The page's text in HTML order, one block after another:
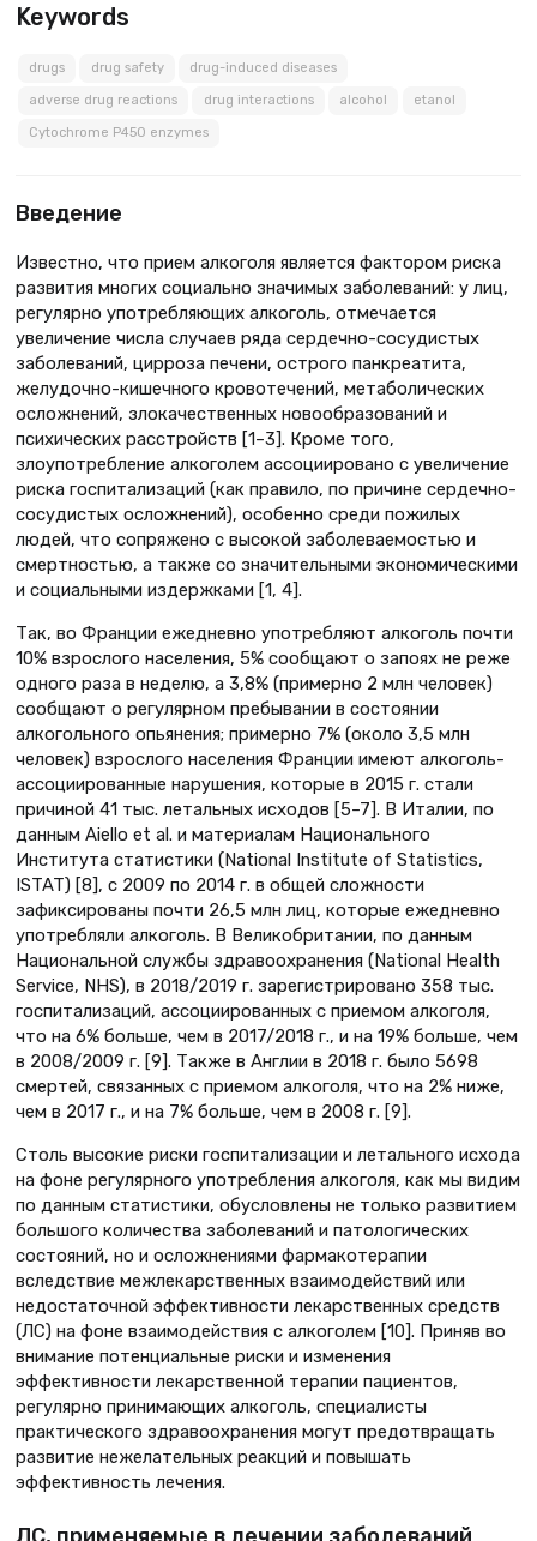
Keywords
drugs drug safety drug-induced diseases
adverse drug reactions drug interactions alcohol etanol
Cytochrome P450 enzymes
Введение
Известно, что прием алкоголя является фактором риска
развития многих социально значимых заболеваний: у лиц,
регулярно употребляющих алкоголь, отмечается
увеличение числа случаев ряда сердечно-сосудистых
заболеваний, цирроза печени, острого панкреатита,
желудочно-кишечного кровотечений, метаболических
осложнений, злокачественных новообразований и
психических расстройств [1–3]. Кроме того,
злоупотребление алкоголем ассоциировано с увеличение
риска госпитализаций (как правило, по причине сердечно-
сосудистых осложнений), особенно среди пожилых
людей, что сопряжено с высокой заболеваемостью и
смертностью, а также со значительными экономическими
и социальными издержками [1, 4].
Так, во Франции ежедневно употребляют алкоголь почти
10% взрослого населения, 5% сообщают о запоях не реже
одного раза в неделю, а 3,8% (примерно 2 млн человек)
сообщают о регулярном пребывании в состоянии
алкогольного опьянения; примерно 7% (около 3,5 млн
человек) взрослого населения Франции имеют алкоголь-
ассоциированные нарушения, которые в 2015 г. стали
причиной 41 тыс. летальных исходов [5–7]. В Италии, по
данным Aiello et al. и материалам Национального
Института статистики (National Institute of Statistics,
ISTAT) [8], с 2009 по 2014 г. в общей сложности
зафиксированы почти 26,5 млн лиц, которые ежедневно
употребляли алкоголь. В Великобритании, по данным
Национальной службы здравоохранения (National Health
Service, NHS), в 2018/2019 г. зарегистрировано 358 тыс.
госпитализаций, ассоциированных с приемом алкоголя,
что на 6% больше, чем в 2017/2018 г., и на 19% больше, чем
в 2008/2009 г. [9]. Также в Англии в 2018 г. было 5698
смертей, связанных с приемом алкоголя, что на 2% ниже,
чем в 2017 г., и на 7% больше, чем в 2008 г. [9].
Столь высокие риски госпитализации и летального исхода
на фоне регулярного употребления алкоголя, как мы видим
по данным статистики, обусловлены не только развитием
большого количества заболеваний и патологических
состояний, но и осложнениями фармакотерапии
вследствие межлекарственных взаимодействий или
недостаточной эффективности лекарственных средств
(ЛС) на фоне взаимодействия с алкоголем [10]. Приняв во
внимание потенциальные риски и изменения
эффективности лекарственной терапии пациентов,
регулярно принимающих алкоголь, специалисты
практического здравоохранения могут предотвращать
развитие нежелательных реакций и повышать
эффективность лечения.